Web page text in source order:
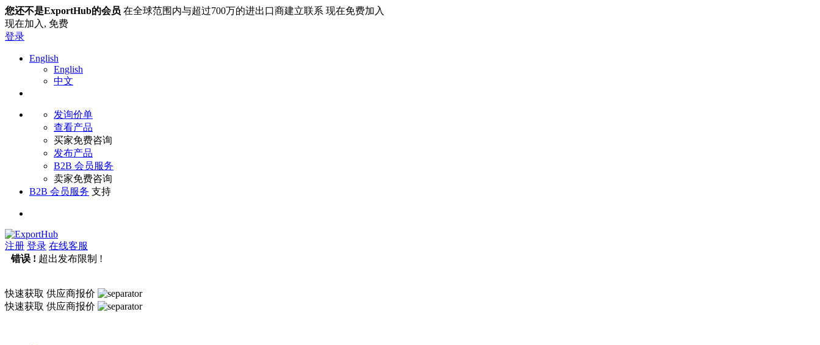
您还不是ExportHub的会员 在全球范围内与超过700万的进出口商建立联系 现在免费加入
现在加入, 免费
登录
English
English
中文
发询价单
查看产品
买家免费咨询
发布产品
B2B 会员服务
卖家免费咨询
B2B 会员服务 支持
注册 登录 在线客服
错误 ! 超出发布限制 !
快速获取 供应商报价
快速获取 供应商报价